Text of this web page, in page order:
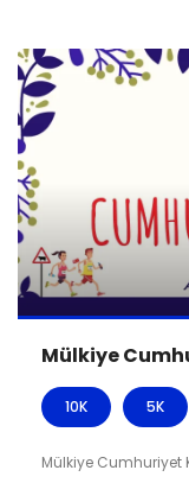
Mülkiye
10K 5K
Mülkiye Cumhuriyet